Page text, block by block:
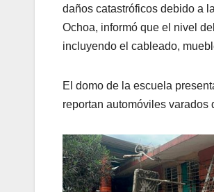
daños catastróficos debido a
Ochoa, informó que el nivel
incluyendo el cableado,
El domo de la escuela
reportan automóviles